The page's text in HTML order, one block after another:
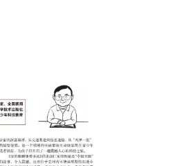
到翼马 ——浅析《解忧公